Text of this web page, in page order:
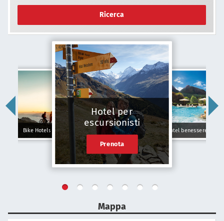
Ricerca
Bike Hotels
Hotel per
escursionisti
Prenota
Hotel benessere
Mappa